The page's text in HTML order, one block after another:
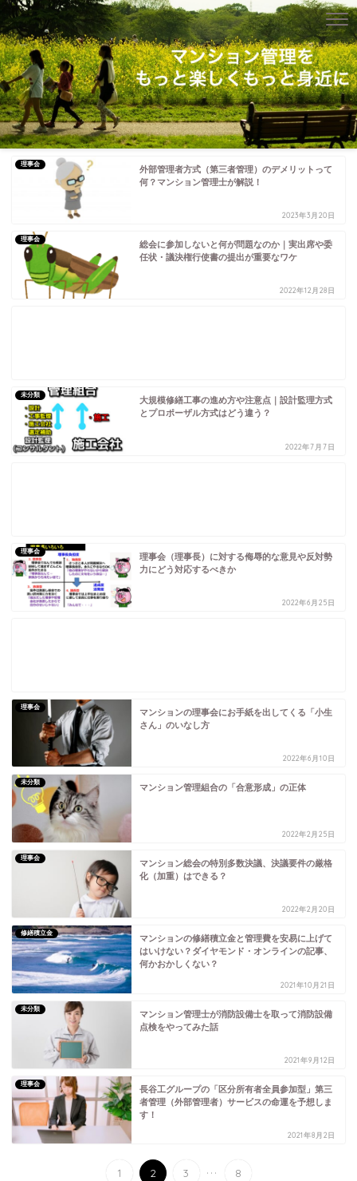
理事会
外部管理者方式（第三者管理）のデメリットって
何？マンション管理士が解説！
2023年3月20日
理事会
総会に参加しないと何が問題なのか｜実出席や委
任状・議決権行使書の提出が重要なワケ
2022年12月28日
未分類
大規模修繕工事の進め方や注意点｜設計監理方式
とプロポーザル方式はどう違う？
2022年7月7日
理事会
理事会（理事長）に対する侮辱的な意見や反対勢
力にどう対応するべきか
2022年6月25日
理事会
マンションの理事会にお手紙を出してくる「小生
さん」のいなし方
2022年6月10日
未分類
マンション管理組合の「合意形成」の正体
2022年2月25日
理事会
マンション総会の特別多数決議、決議要件の厳格
化（加重）はできる？
2022年2月20日
修繕積立金
マンションの修繕積立金と管理費を安易に上げて
はいけない？ダイヤモンド・オンラインの記事、
何かおかしくない？
2021年10月21日
未分類
マンション管理士が消防設備士を取って消防設備
点検をやってみた話
2021年9月12日
理事会
長谷工グループの「区分所有者全員参加型」第三
者管理（外部管理者）サービスの命運を予想しま
す！
2021年8月2日
1 2 3 ... 8